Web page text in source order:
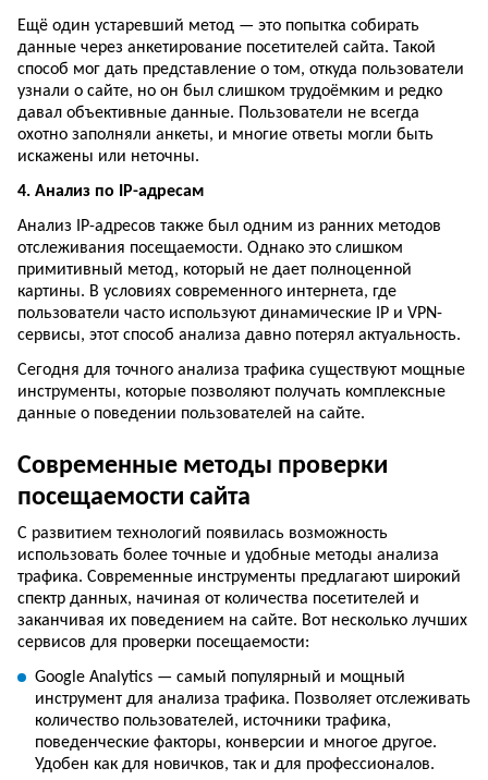
Ещё один устаревший метод — это попытка собирать
данные через анкетирование посетителей сайта. Такой
способ мог дать представление о том, откуда пользователи
узнали о сайте, но он был слишком трудоёмким и редко
давал объективные данные. Пользователи не всегда
охотно заполняли анкеты, и многие ответы могли быть
искажены или неточны.
4. Анализ по IP-адресам
Анализ IP-адресов также был одним из ранних методов
отслеживания посещаемости. Однако это слишком
примитивный метод, который не дает полноценной
картины. В условиях современного интернета, где
пользователи часто используют динамические IP и VPN-
сервисы, этот способ анализа давно потерял актуальность.
Сегодня для точного анализа трафика существуют мощные
инструменты, которые позволяют получать комплексные
данные о поведении пользователей на сайте.
Современные методы проверки
посещаемости сайта
С развитием технологий появилась возможность
использовать более точные и удобные методы анализа
трафика. Современные инструменты предлагают широкий
спектр данных, начиная от количества посетителей и
заканчивая их поведением на сайте. Вот несколько лучших
сервисов для проверки посещаемости:
Google Analytics — самый популярный и мощный
инструмент для анализа трафика. Позволяет отслеживать
количество пользователей, источники трафика,
поведенческие факторы, конверсии и многое другое.
Удобен как для новичков, так и для профессионалов.